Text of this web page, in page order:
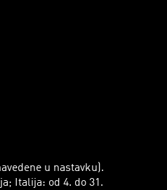
u nastavku).
Italija: od 4. do 31.